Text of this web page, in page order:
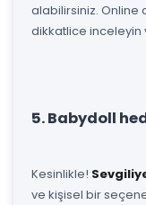
alabilirsiniz. Online
dikkatlice inceleyin
5. Babydoll
Kesinlikle!
ve kişisel bir